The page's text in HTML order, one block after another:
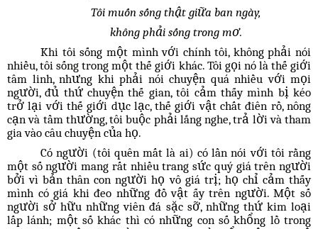
Tôi muốn sống thật giữa ban ngày,
không phải sống trong mơ.
Khi tôi sống một mình với chính tôi, không phải nói
nhiều, tôi sống trong một thế giới khác. Tôi gọi nó là thế giới
tâm linh, nhưng khi phải nói chuyện quá nhiều với mọi
người, đủ thứ chuyện thế gian, tôi cảm thấy mình bị kéo
trở lại với thế giới dục lạc, thế giới vật chất điên rồ, nông
cạn và tầm thường, tôi buộc phải lắng nghe, trả lời và tham
gia vào câu chuyện của họ.
Có người (tôi quên mất là ai) có lần nói với tôi rằng
một số người mang rất nhiều trang sức quý giá trên người
bởi vì bản thân con người họ vô giá trị; họ chỉ cảm thấy
mình có giá khi đeo những đồ vật ấy trên người. Một số
người sở hữu những viên đá sặc sỡ, những thứ kim loại
lấp lánh; một số khác thì có những con số khổng lồ trong